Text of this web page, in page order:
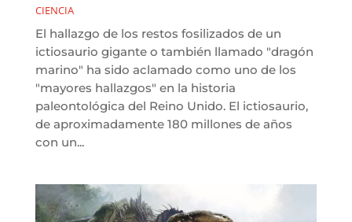
CIENCIA
El hallazgo de los restos fosilizados de un
ictiosaurio gigante o también llamado "dragón
marino" ha sido aclamado como uno de los
"mayores hallazgos" en la historia
paleontológica del Reino Unido. El ictiosaurio,
de aproximadamente 180 millones de años
con un...